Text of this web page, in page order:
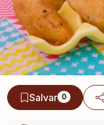
Salvar 0